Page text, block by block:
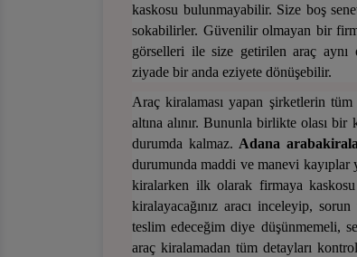
kaskosu bulunmayabilir. Size boş
sokabilirler. Güvenilir olmayan bir
görselleri ile size getirilen araç aynı
ziyade bir anda eziyete dönüşebilir.
Araç kiralaması yapan şirketlerin
altına alınır. Bununla birlikte olası
durumda kalmaz. Adana araba
durumunda maddi ve manevi kayıplar
kiralarken ilk olarak firmaya kaskosu
kiralayacağınız aracı inceleyip,
teslim edeceğim diye düşünmemeli,
araç kiralamadan tüm detayları